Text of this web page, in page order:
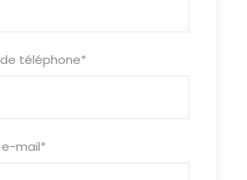
téléphone*
mail*
libre. Ensuite, vous
de Lodhi garden et le temple